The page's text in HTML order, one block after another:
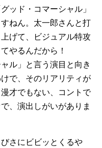
ッド・コマーシャル」
ねん。太一郎さんと打
げて、ビジュアル特攻
やるんだから！
ル」と言う演目と向き
で、そのリアリティが
才でもない、コントで
、演出しがいがありま
さにビビッとくるや